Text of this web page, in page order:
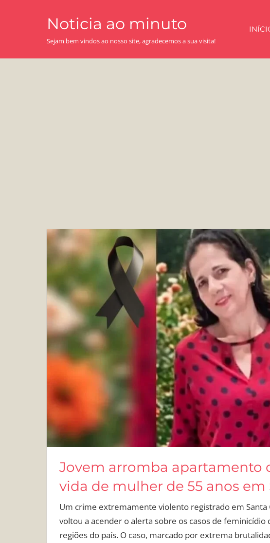
Noticia ao minuto
Sejam bem vindos ao nosso site, agradecemos a sua visita!
Jovem arromba apartamento
vida de mulher de 55 anos em
Um crime extremamente violento registrado em
voltou a acender o alerta sobre os casos de
regiões do país. O caso, marcado por extrema